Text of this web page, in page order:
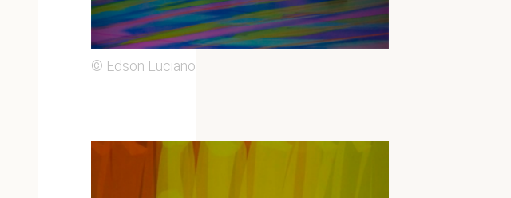
© Edson Luciano